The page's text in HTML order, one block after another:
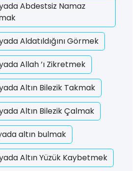
Abdestsiz Namaz
Aldatıldığını Görmek
Allah ’ı Zikretmek
Altın Bilezik Takmak
Altın Bilezik Çalmak
altın bulmak
Altın Yüzük Kaybetmek